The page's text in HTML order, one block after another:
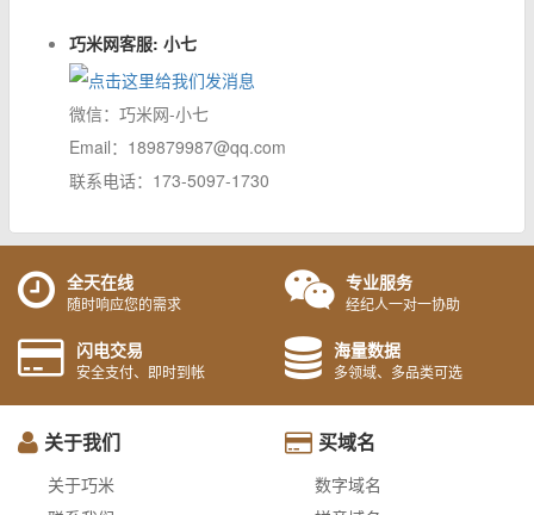
巧米网客服: 小七
微信：巧米网-小七
Email：189879987@qq.com
联系电话：173-5097-1730
全天在线
随时响应您的需求
专业服务
经纪人一对一协助
闪电交易
安全支付、即时到帐
海量数据
多领域、多品类可选
关于我们
关于巧米
买域名
数字域名